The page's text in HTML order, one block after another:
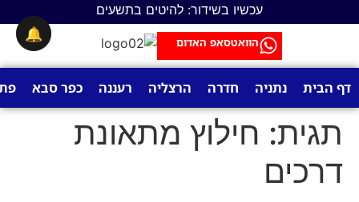
עכשיו בשידור: להיטים בתשעים
הוואטסאפ האדום
דף הבית נתניה חדרה הרצליה רעננה כפר סבא
תגית: חילוץ מתאונת
דרכים
🔔